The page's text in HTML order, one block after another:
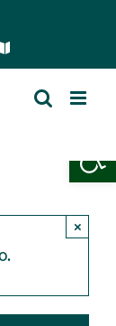
Sensorinis
×